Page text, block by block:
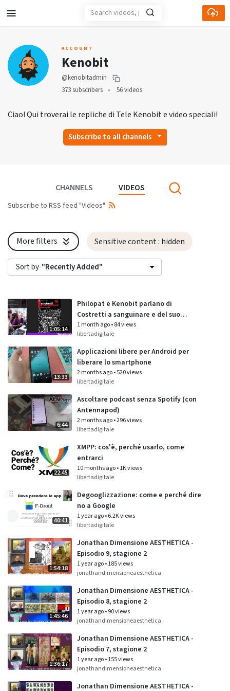
ACCOUNT
Kenobit
@kenobitadmin
373 subscribers
56 videos
Ciao! Qui troverai le repliche di Tele Kenobit e video speciali!
Subscribe to all channels
CHANNELS VIDEOS
Subscribe to RSS feed "Videos"
More filters Sensitive content: hidden
Sort by "Recently Added"
1:05:14
Philopat e Kenobit parlano di
Costretti a sanguinare e del suo
audiolibro
1 month ago•84 views
libertadigitale
13:33
Applicazioni libere per Android per
liberare lo smartphone
2 months ago•520 views
libertadigitale
6:44
Ascoltare podcast senza Spotify (con
Antennapod)
2 months ago•296 views
libertadigitale
22:45
XMPP: cos'è, perché usarlo, come
entrarci
10 months ago•1K views
libertadigitale
40:41
Degooglizzazione: come e perché dire
no a Google
1 year ago•6.2K views
libertadigitale
1:54:18
Jonathan Dimensione AESTHETICA -
Episodio 9, stagione 2
1 year ago•185 views
jonathandimensioneaesthetica
1:45:46
Jonathan Dimensione AESTHETICA -
Episodio 8, stagione 2
1 year ago•90 views
jonathandimensioneaesthetica
1:36:17
Jonathan Dimensione AESTHETICA -
Episodio 7, stagione 2
1 year ago•155 views
jonathandimensioneaesthetica
Jonathan Dimensione AESTHETICA -